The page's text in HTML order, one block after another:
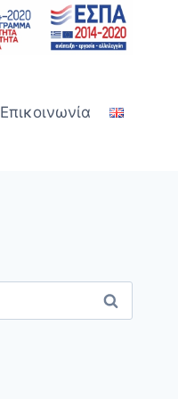
Επικοινωνία